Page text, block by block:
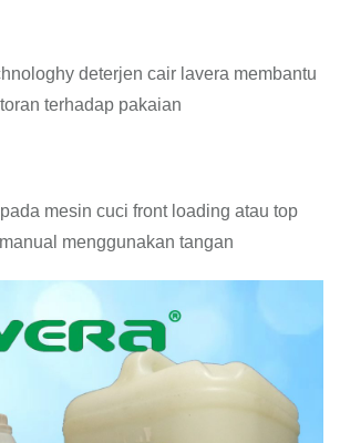
deterjen cair lavera membantu
terhadap pakaian
mesin cuci front loading atau top
menggunakan tangan